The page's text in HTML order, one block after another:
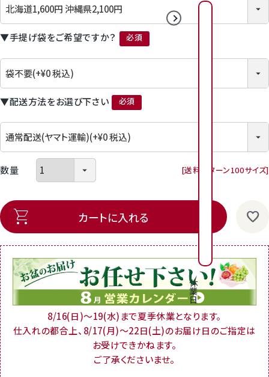
2 3 4 5 6 7
0 1 2 3 4
1
6
1
7
1
8
1
9
2
0
2
1
4
3
0
3
1
1 2 3 4
1 1
1 1 1 1 1 1
2
2 2 2 2 2
2
8
休
業
日
▼手提げ袋をご希望ですか？
(必須)
▼配送方法をお選び下さい
(必須)
送料パターン100サイズ
カートに入れる
8/16(日)～19(水)まで夏季休業となります。
仕入れの都合上、8/17(月)～22日(土)のお届け日のご指定は
お受けできかねます。
ご了承くださいませ。